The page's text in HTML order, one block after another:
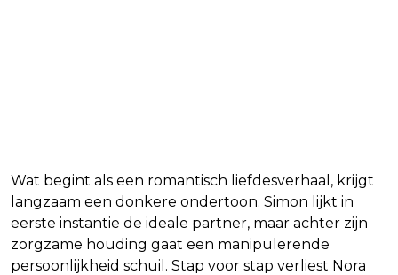
Wat begint als een romantisch liefdesverhaal, krijgt
langzaam een donkere ondertoon. Simon lijkt in
eerste instantie de ideale partner, maar achter zijn
zorgzame houding gaat een manipulerende
persoonlijkheid schuil. Stap voor stap verliest Nora